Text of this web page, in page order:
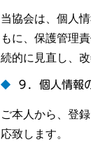
当協会は、個人
もに、保護管理
続的に見直し、改
９．個人情報
ご本人から、登
応致します。